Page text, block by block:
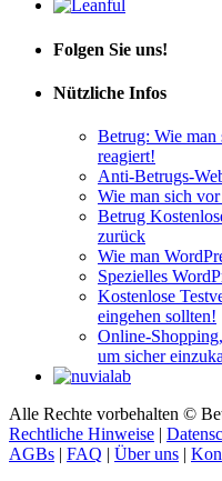
Folgen Sie uns!
Nützliche Infos
Betrug: Wie man
reagiert!
Anti-Betrugs-
Wie man sich
Betrug
zurück
Wie man
Spezielles
Kostenlose
eingehen sollten!
Online-
um sicher
Alle Rechte vorbehalten ©
Rechtliche Hinweise |
AGBs | FAQ | Über uns |